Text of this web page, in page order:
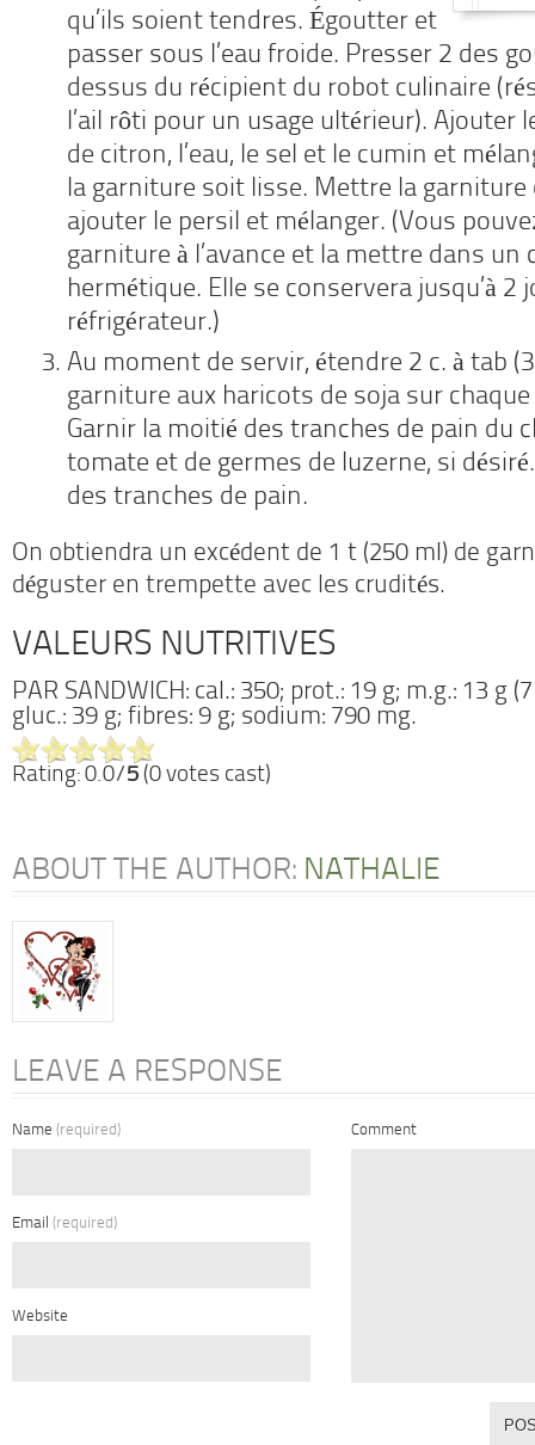
qu’ils soient tendres. Égoutter et
passer sous l’eau froide. Presser 2 des
dessus du récipient du robot culinaire
l’ail rôti pour un usage ultérieur). Ajouter
de citron, l’eau, le sel et le cumin et
la garniture soit lisse. Mettre la
ajouter le persil et mélanger. (Vous
garniture à l’avance et la mettre dans un
hermétique. Elle se conservera jusqu’à 2
réfrigérateur.)
Au moment de servir, étendre 2 c. à tab
garniture aux haricots de soja sur
Garnir la moitié des tranches de pain du
tomate et de germes de luzerne, si
des tranches de pain.
On obtiendra un excédent de 1 t (250 ml) de
déguster en trempette avec les crudités.
VALEURS NUTRITIVES
PAR SANDWICH: cal.: 350; prot.: 19 g; m.g.: 13 g
gluc.: 39 g; fibres: 9 g; sodium: 790 mg.
Rating: 0.0/5 (0 votes cast)
ABOUT THE AUTHOR: NATHALIE
LEAVE A RESPONSE
Name (required)
Email (required)
Website
Comment